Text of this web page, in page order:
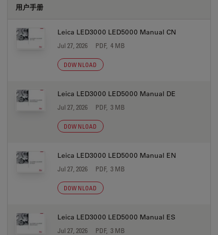
用户手册
Leica LED3000 LED5000 Manual CN
Jul 27, 2026 PDF, 4 MB
DOWNLOAD
Leica LED3000 LED5000 Manual DE
Jul 27, 2026 PDF, 3 MB
DOWNLOAD
Leica LED3000 LED5000 Manual EN
Jul 27, 2026 PDF, 3 MB
DOWNLOAD
Leica LED3000 LED5000 Manual ES
Jul 27, 2026 PDF, 3 MB